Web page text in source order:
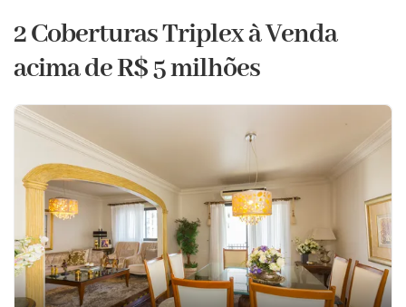
2 Coberturas Triplex à Venda
acima de R$ 5 milhões